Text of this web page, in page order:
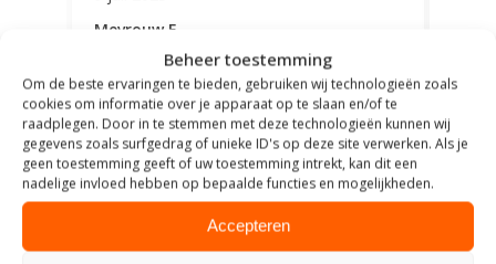
Beheer toestemming
Om de beste ervaringen te bieden, gebruiken wij technologieën zoals
cookies om informatie over je apparaat op te slaan en/of te
raadplegen. Door in te stemmen met deze technologieën kunnen wij
gegevens zoals surfgedrag of unieke ID's op deze site verwerken. Als je
geen toestemming geeft of uw toestemming intrekt, kan dit een
nadelige invloed hebben op bepaalde functies en mogelijkheden.
Accepteren
Mevrouw F
Goede communicatie, snelle reactie,
goede service.